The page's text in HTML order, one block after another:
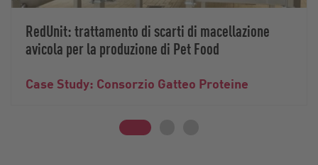
RedUnit: trattamento di scarti di macellazione
avicola per la produzione di Pet Food
Case Study: Consorzio Gatteo Proteine